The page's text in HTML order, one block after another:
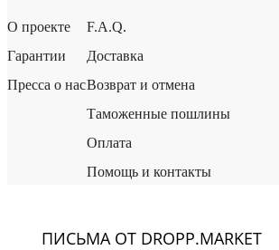
О проекте
Гарантии
Пресса о нас
F.A.Q.
Доставка
Возврат и отмена
Таможенные пошлины
Оплата
Помощь и контакты
ПИСЬМА ОТ DROPP.MARKET